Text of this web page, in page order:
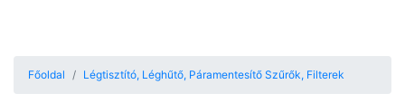
Főoldal Légtisztító, Léghűtő, Páramentesítő Szűrők, Filterek